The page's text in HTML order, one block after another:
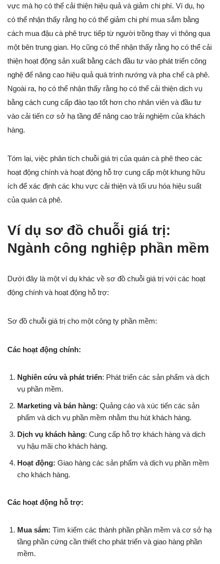
vực mà họ có thể cải thiện hiệu quả và giảm chi phí. Ví dụ, họ
có thể nhận thấy rằng họ có thể giảm chi phí mua sắm bằng
cách mua đậu cà phê trực tiếp từ người trồng thay vì thông qua
một bên trung gian. Họ cũng có thể nhận thấy rằng họ có thể cải
thiện hoạt động sản xuất bằng cách đầu tư vào phát triển công
nghệ để nâng cao hiệu quả quá trình nướng và pha chế cà phê.
Ngoài ra, họ có thể nhận thấy rằng họ có thể cải thiện dịch vụ
bằng cách cung cấp đào tạo tốt hơn cho nhân viên và đầu tư
vào cải tiến cơ sở hạ tầng để nâng cao trải nghiệm của khách
hàng.
Tóm lại, việc phân tích chuỗi giá trị của quán cà phê theo các
hoạt động chính và hoạt động hỗ trợ cung cấp một khung hữu
ích để xác định các khu vực cải thiện và tối ưu hóa hiệu suất
của quán cà phê.
Ví dụ sơ đồ chuỗi giá trị:
Ngành công nghiệp phần mềm
Dưới đây là một ví dụ khác về sơ đồ chuỗi giá trị với các hoạt
động chính và hoạt động hỗ trợ:
Sơ đồ chuỗi giá trị cho một công ty phần mềm:
Các hoạt động chính:
Nghiên cứu và phát triển: Phát triển các sản phẩm và dịch
vụ phần mềm.
Marketing và bán hàng: Quảng cáo và xúc tiến các sản
phẩm và dịch vụ phần mềm nhằm thu hút khách hàng.
Dịch vụ khách hàng: Cung cấp hỗ trợ khách hàng và dịch
vụ hậu mãi cho khách hàng.
Hoạt động: Giao hàng các sản phẩm và dịch vụ phần mềm
cho khách hàng.
Các hoạt động hỗ trợ:
Mua sắm: Tìm kiếm các thành phần phần mềm và cơ sở hạ
tầng phần cứng cần thiết cho phát triển và giao hàng phần
mềm.